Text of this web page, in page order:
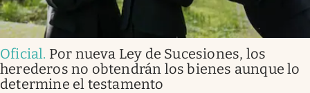
Oficial. Por nueva Ley de Sucesiones, los
herederos no obtendrán los bienes aunque lo
determine el testamento